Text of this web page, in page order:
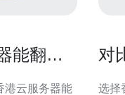
能翻墙
港云服务器能
对
选择